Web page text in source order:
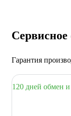
Гарантия
120 дней обмен и